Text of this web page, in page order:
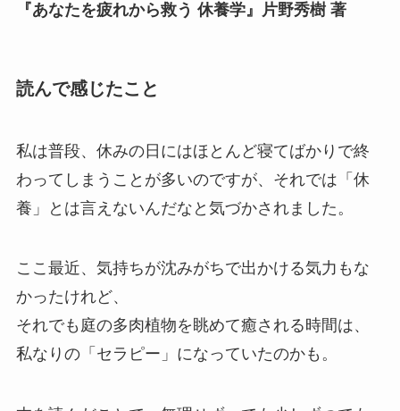
『あなたを疲れから救う 休養学』片野秀樹 著
読んで感じたこと
私は普段、休みの日にはほとんど寝てばかりで終
わってしまうことが多いのですが、それでは「休
養」とは言えないんだなと気づかされました。
ここ最近、気持ちが沈みがちで出かける気力もな
かったけれど、
それでも庭の多肉植物を眺めて癒される時間は、
私なりの「セラピー」になっていたのかも。